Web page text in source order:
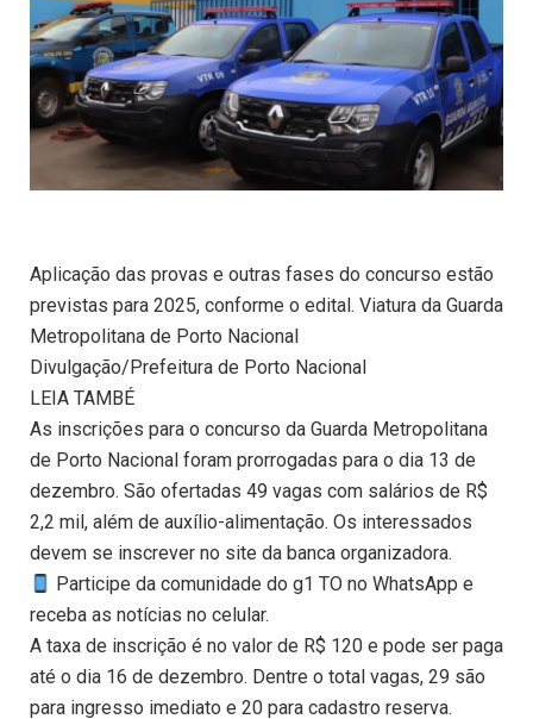
Aplicação das provas e outras fases do concurso estão
previstas para 2025, conforme o edital. Viatura da Guarda
Metropolitana de Porto Nacional
Divulgação/Prefeitura de Porto Nacional
LEIA TAMBÉ
As inscrições para o concurso da Guarda Metropolitana
de Porto Nacional foram prorrogadas para o dia 13 de
dezembro. São ofertadas 49 vagas com salários de R$
2,2 mil, além de auxílio-alimentação. Os interessados
devem se inscrever no site da banca organizadora.
Participe da comunidade do g1 TO no WhatsApp e
receba as notícias no celular.
A taxa de inscrição é no valor de R$ 120 e pode ser paga
até o dia 16 de dezembro. Dentre o total vagas, 29 são
para ingresso imediato e 20 para cadastro reserva.